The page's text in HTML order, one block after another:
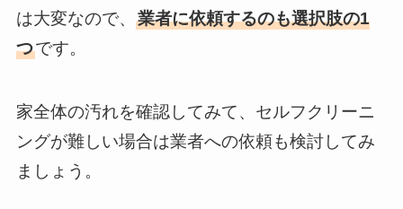
は大変なので、 業者に依頼するのも選択肢の1
つです。
家全体の汚れを確認してみて、セルフクリーニ
ングが難しい場合は業者への依頼も検討してみ
ましょう。